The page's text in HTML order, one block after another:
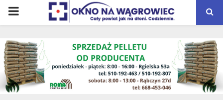
PRIMARY
MENU